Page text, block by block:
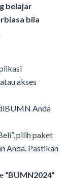
belajar
bila
akses
Anda
pilih paket
Anda. Pastikan
“BUMN2024”